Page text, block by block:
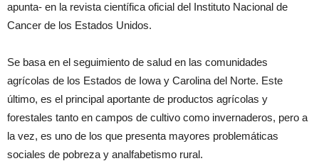
apunta- en la revista científica oficial del Instituto Nacional de
Cancer de los Estados Unidos.
Se basa en el seguimiento de salud en las comunidades
agrícolas de los Estados de Iowa y Carolina del Norte. Este
último, es el principal aportante de productos agrícolas y
forestales tanto en campos de cultivo como invernaderos, pero a
la vez, es uno de los que presenta mayores problemáticas
sociales de pobreza y analfabetismo rural.